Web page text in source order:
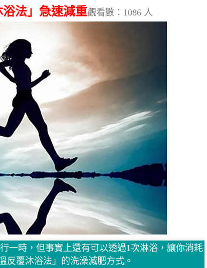
法」急速減重觀看數：1086 人
一時，但事實上還有可以透過1次淋浴，讓你消耗
反覆沐浴法」的洗澡減肥方式。